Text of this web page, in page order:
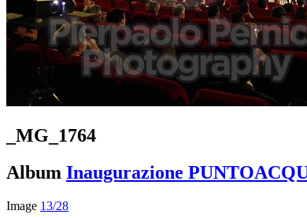
_MG_1764
Album Inaugurazione
Image 13/28